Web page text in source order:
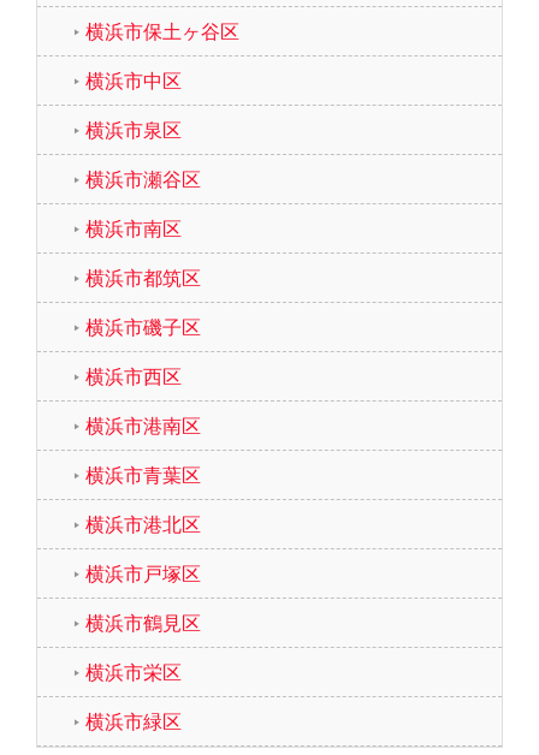
横浜市保土ヶ谷区
横浜市中区
横浜市泉区
横浜市瀬谷区
横浜市南区
横浜市都筑区
横浜市磯子区
横浜市西区
横浜市港南区
横浜市青葉区
横浜市港北区
横浜市戸塚区
横浜市鶴見区
横浜市栄区
横浜市緑区